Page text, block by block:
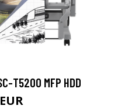
T5200 MFP HDD